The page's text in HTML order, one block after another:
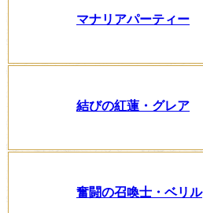
マナリアパーティー
結びの紅蓮・グレア
奮闘の召喚士・ベリル